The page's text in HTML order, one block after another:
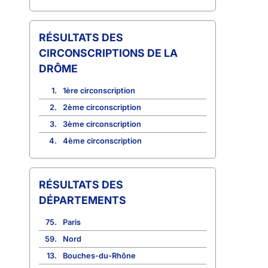
CIRCONSCRIPTIONS DE LA
DRÔME
1.
1ère circonscription
2.
2ème circonscription
3.
3ème circonscription
4.
4ème circonscription
RÉSULTATS DES
DÉPARTEMENTS
75.
Paris
59.
Nord
13.
Bouches-du-Rhône